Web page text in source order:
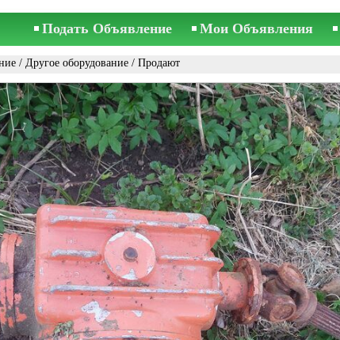
Подать Объявление Мои Объявления
/ Другое оборудование / Продают